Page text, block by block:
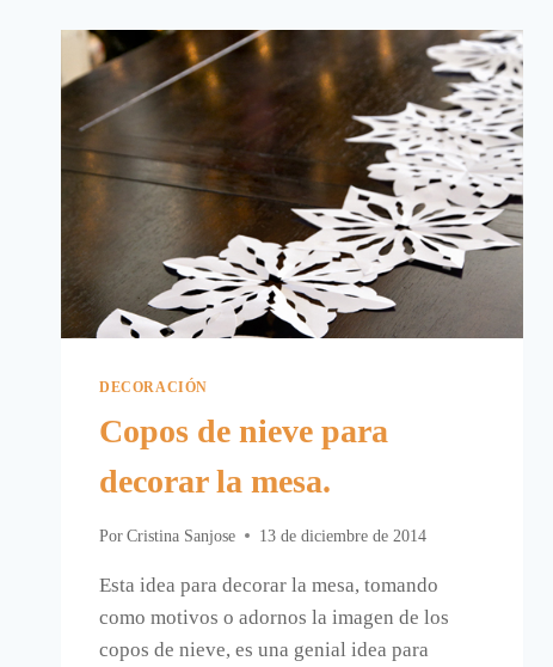
DECORACIÓN
Copos de nieve para
decorar la mesa.
Por Cristina Sanjose 13 de diciembre de 2014
Esta idea para decorar la mesa, tomando
como motivos o adornos la imagen de los
copos de nieve, es una genial idea para